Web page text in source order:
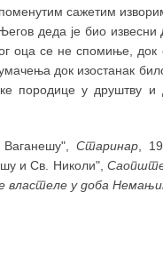
сажетим
деда је био
оца се не спомиње,
док изостанак
породице у друштву
Старинар ,
и Св. Николи",
властеле у доба